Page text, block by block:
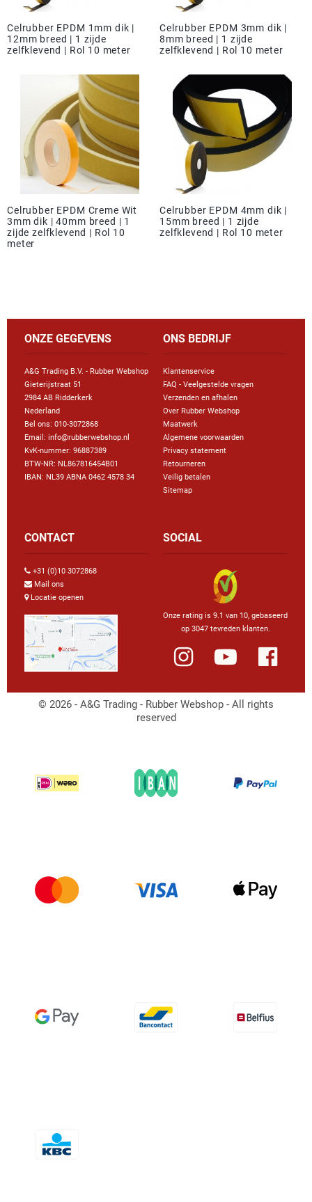
Celrubber EPDM 1mm dik |
12mm breed | 1 zijde
zelfklevend | Rol 10 meter
Celrubber EPDM 3mm dik |
8mm breed | 1 zijde
zelfklevend | Rol 10 meter
Celrubber EPDM Creme Wit
3mm dik | 40mm breed | 1
zijde zelfklevend | Rol 10
meter
Celrubber EPDM 4mm dik |
15mm breed | 1 zijde
zelfklevend | Rol 10 meter
ONZE GEGEVENS
A&G Trading B.V. - Rubber Webshop
Gieterijstraat 51
2984 AB Ridderkerk
Nederland
Bel ons: 010-3072868
Email: info@rubberwebshop.nl
KvK-nummer: 96887389
BTW-NR: NL867816454B01
IBAN: NL39 ABNA 0462 4578 34
ONS BEDRIJF
Klantenservice
FAQ - Veelgestelde vragen
Verzenden en afhalen
Over Rubber Webshop
Maatwerk
Algemene voorwaarden
Privacy statement
Retourneren
Veilig betalen
Sitemap
CONTACT
+31 (0)10 3072868
Mail ons
Locatie openen
SOCIAL
Onze rating is 9.1 van 10, gebaseerd
op 3047 tevreden klanten.
© 2026 - A&G Trading - Rubber Webshop - All rights
reserved